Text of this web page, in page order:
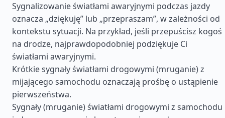
Sygnalizowanie światłami awaryjnymi podczas jazdy
oznacza „dziękuję” lub „przepraszam”, w zależności od
kontekstu sytuacji. Na przykład, jeśli przepuścisz kogoś
na drodze, najprawdopodobniej podziękuje Ci
światłami awaryjnymi.
Krótkie sygnały światłami drogowymi (mruganie) z
mijającego samochodu oznaczają prośbę o ustąpienie
pierwszeństwa.
Sygnały (mruganie) światłami drogowymi z samochodu